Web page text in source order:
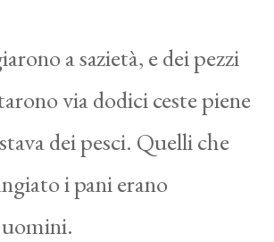
a sazietà, e dei pezzi
via dodici ceste piene
dei pesci. Quelli che
i pani erano